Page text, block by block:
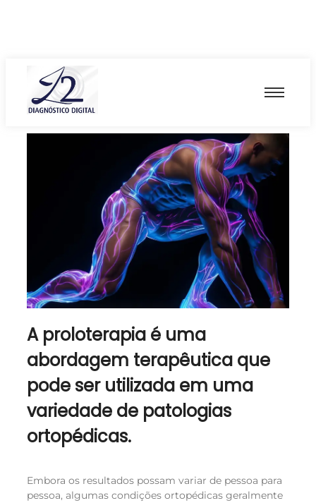
A proloterapia é uma
abordagem terapêutica que
pode ser utilizada em uma
variedade de patologias
ortopédicas.
Embora os resultados possam variar de pessoa para
pessoa, algumas condições ortopédicas geralmente